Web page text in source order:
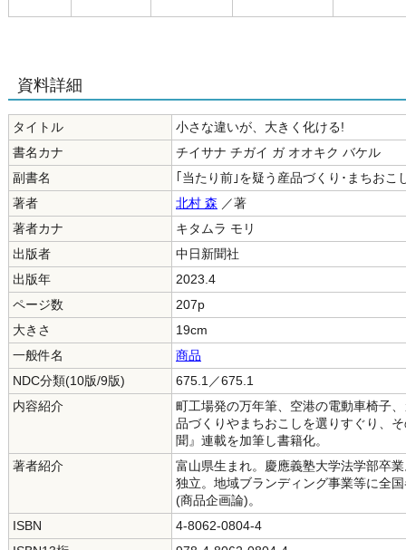
資料詳細
タイトル
小さな違いが、大きく化ける!
書名カナ
チイサナ チガイ ガ オオキク バケル
副書名
｢当たり前｣を疑う産品づくり･まちおこ
著者
北村 森 ／著
著者カナ
キタムラ モリ
出版者
中日新聞社
出版年
2023.4
ページ数
207p
大きさ
19cm
一般件名
商品
NDC分類(10版/9版)
675.1／675.1
内容紹介
町工場発の万年筆、空港の電動車椅子
品づくりやまちおこしを選りすぐり、
聞』連載を加筆し書籍化。
著者紹介
富山県生まれ。慶應義塾大学法学部卒
独立。地域ブランディング事業等に全
(商品企画論)。
ISBN
4-8062-0804-4